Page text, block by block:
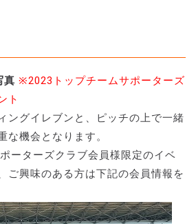
真 ※2023トップチームサポーターズ
ト
ングイレブンと、ピッチの上で一緒
な機会となります。
ーターズクラブ会員様限定のイベ
ご興味のある方は下記の会員情報を